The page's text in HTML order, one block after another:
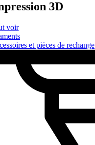
3D
voir
et pièces de rechange